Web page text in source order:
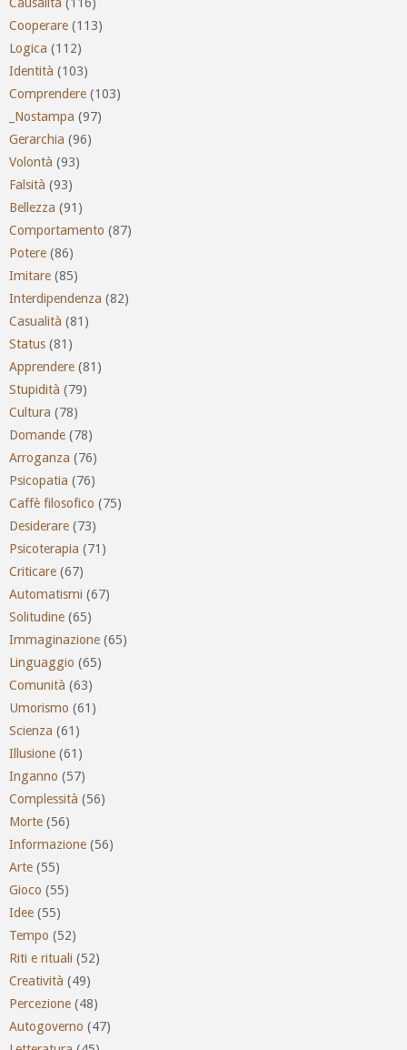
Causalità (116)
Cooperare (113)
Logica (112)
Identità (103)
Comprendere (103)
_Nostampa (97)
Gerarchia (96)
Volontà (93)
Falsità (93)
Bellezza (91)
Comportamento (87)
Potere (86)
Imitare (85)
Interdipendenza (82)
Casualità (81)
Status (81)
Apprendere (81)
Stupidità (79)
Cultura (78)
Domande (78)
Arroganza (76)
Psicopatia (76)
Caffè filosofico (75)
Desiderare (73)
Psicoterapia (71)
Criticare (67)
Automatismi (67)
Solitudine (65)
Immaginazione (65)
Linguaggio (65)
Comunità (63)
Umorismo (61)
Scienza (61)
Illusione (61)
Inganno (57)
Complessità (56)
Morte (56)
Informazione (56)
Arte (55)
Gioco (55)
Idee (55)
Tempo (52)
Riti e rituali (52)
Creatività (49)
Percezione (48)
Autogoverno (47)